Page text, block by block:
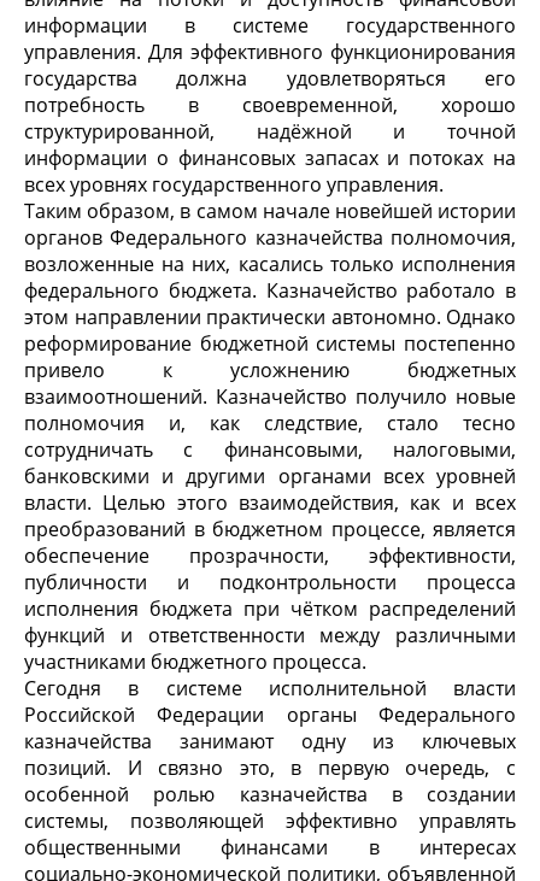
информации в системе государственного
управления. Для эффективного функционирования
государства должна удовлетворяться его
потребность в своевременной, хорошо
структурированной, надёжной и точной
информации о финансовых запасах и потоках на
всех уровнях государственного управления.
Таким образом, в самом начале новейшей истории
органов Федерального казначейства полномочия,
возложенные на них, касались только исполнения
федерального бюджета. Казначейство работало в
этом направлении практически автономно. Однако
реформирование бюджетной системы постепенно
привело к усложнению бюджетных
взаимоотношений. Казначейство получило новые
полномочия и, как следствие, стало тесно
сотрудничать с финансовыми, налоговыми,
банковскими и другими органами всех уровней
власти. Целью этого взаимодействия, как и всех
преобразований в бюджетном процессе, является
обеспечение прозрачности, эффективности,
публичности и подконтрольности процесса
исполнения бюджета при чётком распределений
функций и ответственности между различными
участниками бюджетного процесса.
Сегодня в системе исполнительной власти
Российской Федерации органы Федерального
казначейства занимают одну из ключевых
позиций. И связно это, в первую очередь, с
особенной ролью казначейства в создании
системы, позволяющей эффективно управлять
общественными финансами в интересах
социально-экономической политики, объявленной